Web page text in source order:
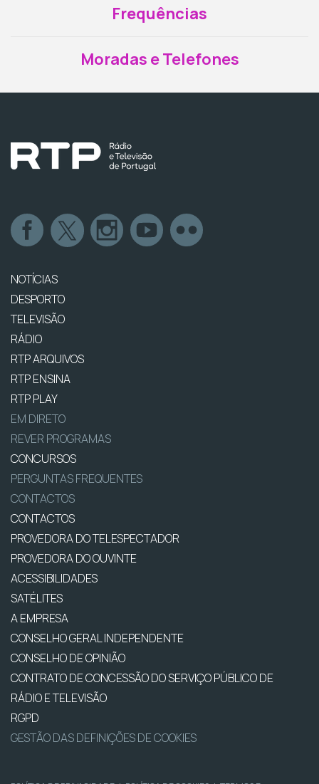
Frequências
Moradas e Telefones
NOTÍCIAS
DESPORTO
TELEVISÃO
RÁDIO
RTP ARQUIVOS
RTP ENSINA
RTP PLAY
EM DIRETO
REVER PROGRAMAS
CONCURSOS
PERGUNTAS FREQUENTES
CONTACTOS
CONTACTOS
PROVEDORA DO TELESPECTADOR
PROVEDORA DO OUVINTE
ACESSIBILIDADES
SATÉLITES
A EMPRESA
CONSELHO GERAL INDEPENDENTE
CONSELHO DE OPINIÃO
CONTRATO DE CONCESSÃO DO SERVIÇO PÚBLICO DE
RÁDIO E TELEVISÃO
RGPD
GESTÃO DAS DEFINIÇÕES DE COOKIES